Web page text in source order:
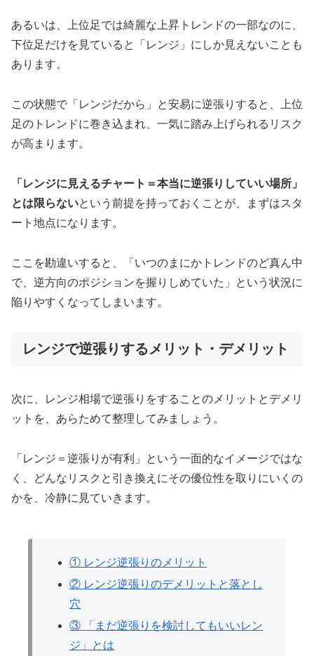
あるいは、上位足では綺麗な上昇トレンドの一部なのに、
下位足だけを見ていると「レンジ」にしか見えないことも
あります。
この状態で「レンジだから」と安易に逆張りすると、上位
足のトレンドに巻き込まれ、一気に踏み上げられるリスク
が高まります。
「レンジに見えるチャート＝本当に逆張りしていい場所」
とは限らないという前提を持っておくことが、まずはスタ
ート地点になります。
ここを勘違いすると、「いつのまにかトレンドのど真ん中
で、逆方向のポジションを握りしめていた」という状況に
陥りやすくなってしまいます。
レンジで逆張りするメリット・デメリット
次に、レンジ相場で逆張りをすることのメリットとデメリ
ットを、あらためて整理してみましょう。
「レンジ＝逆張りが有利」という一面的なイメージではな
く、どんなリスクと引き換えにその優位性を取りにいくの
かを、冷静に見ていきます。
① レンジ逆張りのメリット
② レンジ逆張りのデメリットと落とし
穴
③ 「まだ逆張りを検討してもいいレン
ジ」とは